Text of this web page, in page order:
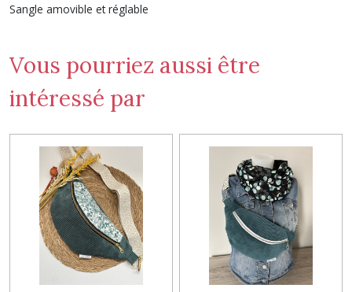
Sangle amovible et réglable
Vous pourriez aussi être
intéressé par